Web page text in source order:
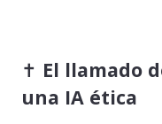
✝️ El llamado
una IA ética